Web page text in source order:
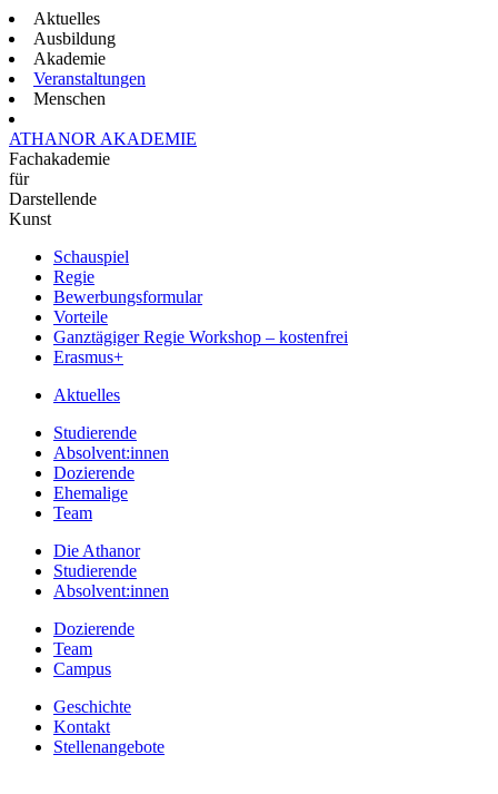
Aktuelles
Ausbildung
Akademie
Veranstaltungen
Menschen
ATHANOR AKADEMIE
Fachakademie
für
Darstellende
Kunst
Schauspiel
Regie
Bewerbungsformular
Vorteile
Ganztägiger Regie Workshop – kostenfrei
Erasmus+
Aktuelles
Studierende
Absolvent:innen
Dozierende
Ehemalige
Team
Die Athanor
Studierende
Absolvent:innen
Dozierende
Team
Campus
Geschichte
Kontakt
Stellenangebote